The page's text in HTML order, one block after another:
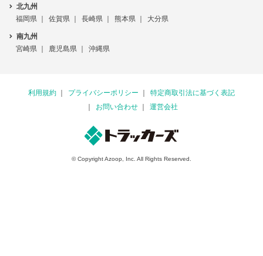
北九州
福岡県
佐賀県 長崎県 熊本県 大分県
南九州
宮崎県
鹿児島県 沖縄県
利用規約 プライバシーポリシー
特定商取引法に基づく表記
お問い合わせ
運営会社
© Copyright Azoop, Inc. All Rights Reserved.